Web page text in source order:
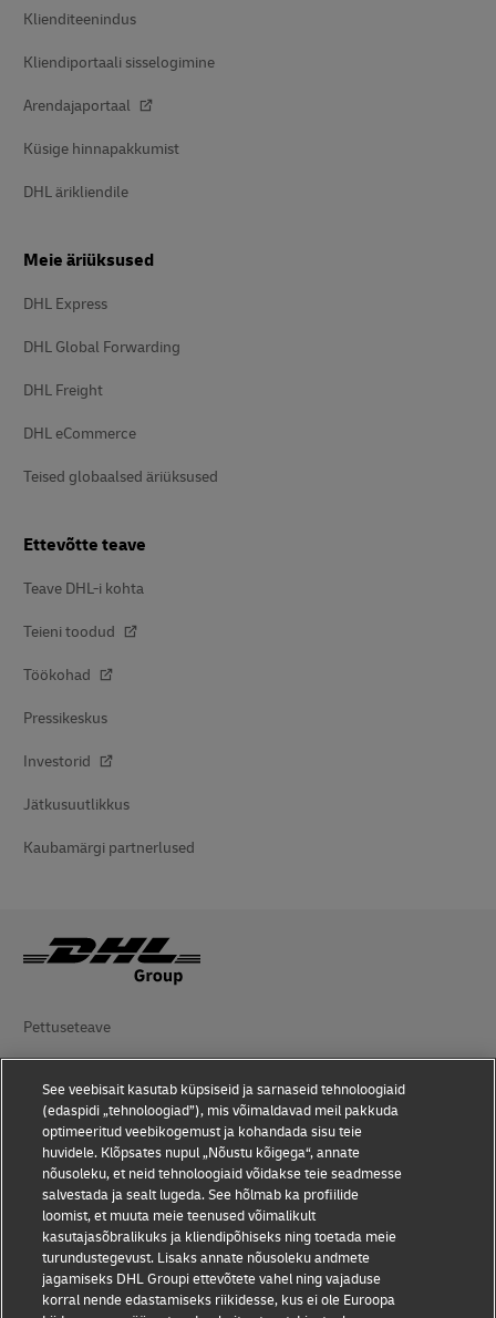
Klienditeenindus
Kliendiportaali sisselogimine
Arendajaportaal
Küsige hinnapakkumist
DHL ärikliendile
Meie äriüksused
DHL Express
DHL Global Forwarding
DHL Freight
DHL eCommerce
Teised globaalsed äriüksused
Ettevõtte teave
Teave DHL-i kohta
Teieni toodud
Töökohad
Pressikeskus
Investorid
Jätkusuutlikkus
Kaubamärgi partnerlused
Pettuseteave
Kasutustingimused
Andmekaitse
Juurdepääsetavus
Lisateave
Küpsiste seaded
See veebisait kasutab küpsiseid ja sarnaseid tehnoloogiaid
(edaspidi „tehnoloogiad”), mis võimaldavad meil pakkuda
optimeeritud veebikogemust ja kohandada sisu teie
huvidele. Klõpsates nupul „Nõustu kõigega“, annate
nõusoleku, et neid tehnoloogiaid võidakse teie seadmesse
salvestada ja sealt lugeda. See hõlmab ka profiilide
loomist, et muuta meie teenused võimalikult
kasutajasõbralikuks ja kliendipõhiseks ning toetada meie
turundustegevust. Lisaks annate nõusoleku andmete
jagamiseks DHL Groupi ettevõtete vahel ning vajaduse
korral nende edastamiseks riikidesse, kus ei ole Euroopa